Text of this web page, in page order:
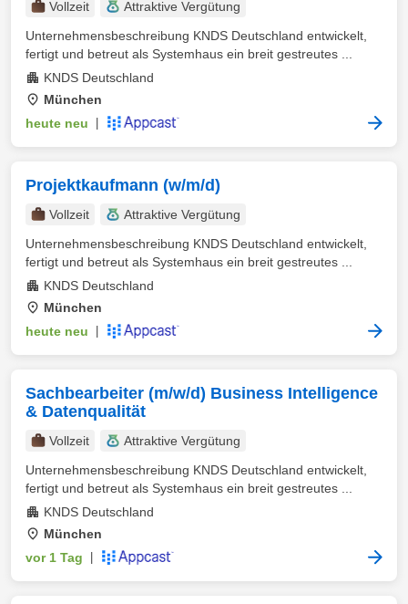
Vollzeit
Attraktive Vergütung
Unternehmensbeschreibung KNDS Deutschland entwickelt,
fertigt und betreut als Systemhaus ein breit gestreutes ...
KNDS Deutschland
München
heute neu
Projektkaufmann (w/m/d)
Vollzeit
Attraktive Vergütung
Unternehmensbeschreibung KNDS Deutschland entwickelt,
fertigt und betreut als Systemhaus ein breit gestreutes ...
KNDS Deutschland
München
heute neu
Sachbearbeiter (m/w/d) Business Intelligence
& Datenqualität
Vollzeit
Attraktive Vergütung
Unternehmensbeschreibung KNDS Deutschland entwickelt,
fertigt und betreut als Systemhaus ein breit gestreutes ...
KNDS Deutschland
München
vor 1 Tag